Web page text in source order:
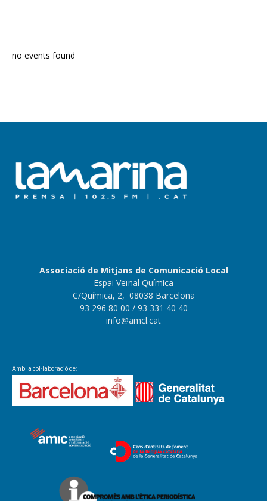
no events found
Associació de Mitjans de Comunicació Local
Espai Veïnal Química
C/Química, 2, 08038 Barcelona
93 296 80 00 / 93 331 40 40
info@amcl.cat
Amb la col·laboració de: